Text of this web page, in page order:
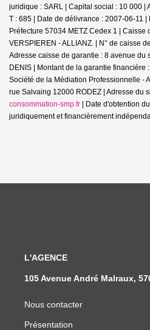
juridique : SARL | Capital social : 10 000 |
T : 685 | Date de délivrance : 2007-06-11
Préfecture 57034 METZ Cedex 1 | Caisse
VERSPIEREN - ALLIANZ. | N° de caisse
Adresse caisse de garantie : 8 avenue du
DENIS | Montant de la garantie financière
Société de la Médiation Professionnelle -
rue Salvaing 12000 RODEZ | Adresse du
consommation-smp.fr | Date d'obtention
juridiquement et financièrement
L'AGENCE
105 Avenue André Malraux,
Nous contacter
Présentation